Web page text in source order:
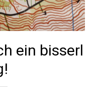
ein bisserl